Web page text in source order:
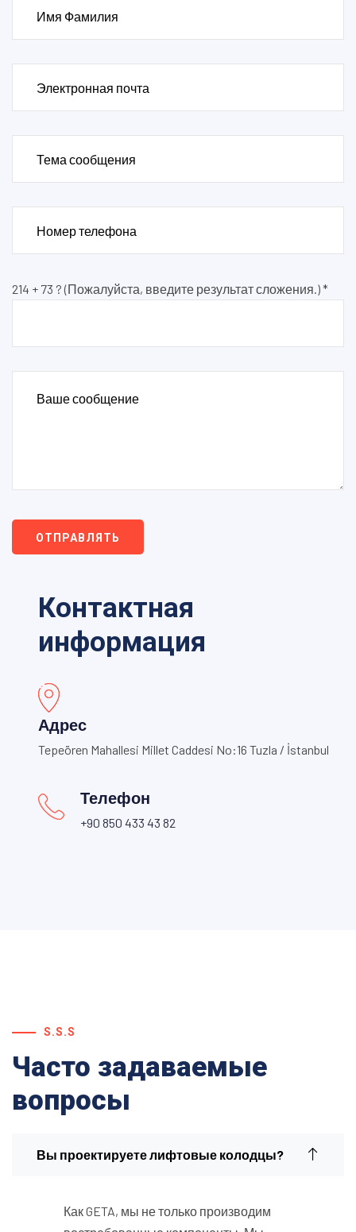
214 + 73 ? (Пожалуйста, введите результат сложения.) *
ОТПРАВЛЯТЬ
Контактная
информация
Адрес
Tepeören Mahallesi Millet Caddesi No:16 Tuzla / İstanbul
Телефон
+90 850 433 43 82
S.S.S
Часто задаваемые
вопросы
Вы проектируете лифтовые колодцы?
Как GETA, мы не только производим